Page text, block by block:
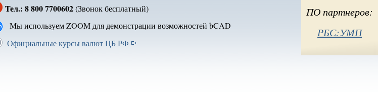
Тел.: 8 800 7700602(Звонок бесплатный)
Мы используем ZOOM для демонстрации возможностей bCAD
Официальные курсы валют ЦБ РФ
ПО партнеров:
РБС:УМП